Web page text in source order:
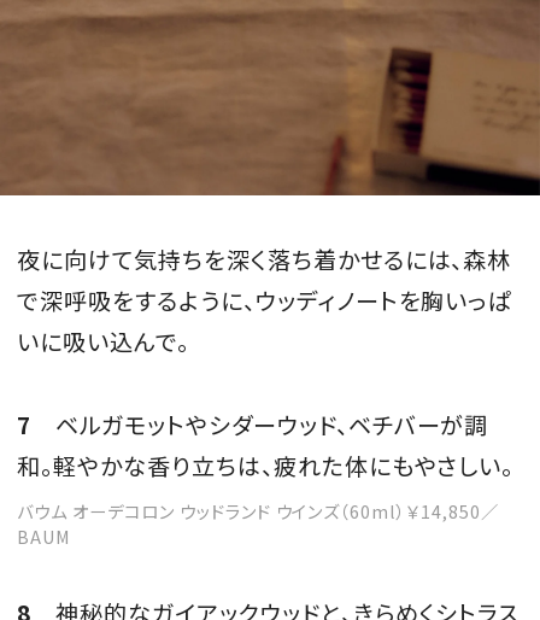
夜に向けて気持ちを深く落ち着かせるには、森林
で深呼吸をするように、ウッディノートを胸いっぱ
いに吸い込んで。
7 ベルガモットやシダーウッド、ベチバーが調
和。軽やかな香り立ちは、疲れた体にもやさしい。
バウム オーデコロン ウッドランド ウインズ（60ml）￥14,850／
BAUM
8 神秘的なガイアックウッドと、きらめくシトラス